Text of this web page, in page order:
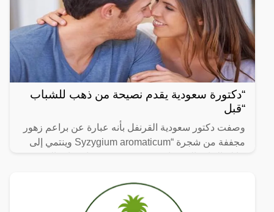
“دكتورة سعودية يقدم نصيحة من ذهب للشباب
“قبل
وصفت دكتور سعودية القرنفل بأنه عبارة عن براعم زهور
مجففة من شجرة “Syzygium aromaticum وينتمي إلى